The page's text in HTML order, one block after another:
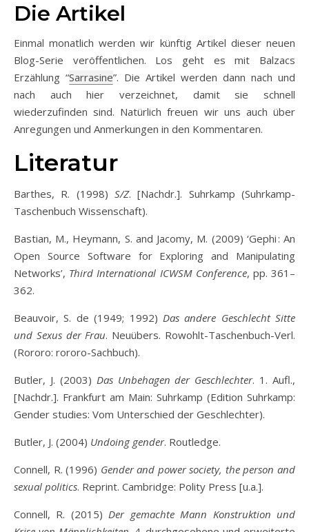
Die Artikel
Einmal monatlich werden wir künftig Artikel dieser neuen
Blog-Serie veröffentlichen. Los geht es mit Balzacs
Erzählung “Sarrasine”. Die Artikel werden dann nach und
nach auch hier verzeichnet, damit sie schnell
wiederzufinden sind. Natürlich freuen wir uns auch über
Anregungen und Anmerkungen in den Kommentaren.
Literatur
Barthes, R. (1998) S/Z. [Nachdr.]. Suhrkamp (Suhrkamp-
Taschenbuch Wissenschaft).
Bastian, M., Heymann, S. and Jacomy, M. (2009) ‘Gephi : An
Open Source Software for Exploring and Manipulating
Networks’, Third International ICWSM Conference, pp. 361–
362.
Beauvoir, S. de (1949; 1992) Das andere Geschlecht Sitte
und Sexus der Frau. Neuübers. Rowohlt-Taschenbuch-Verl.
(Rororo: rororo-Sachbuch).
Butler, J. (2003) Das Unbehagen der Geschlechter. 1. Aufl.,
[Nachdr.]. Frankfurt am Main: Suhrkamp (Edition Suhrkamp:
Gender studies: Vom Unterschied der Geschlechter).
Butler, J. (2004) Undoing gender. Routledge.
Connell, R. (1996) Gender and power society, the person and
sexual politics. Reprint. Cambridge: Polity Press [u.a.].
Connell, R. (2015)Der gemachte Mann Konstruktion und